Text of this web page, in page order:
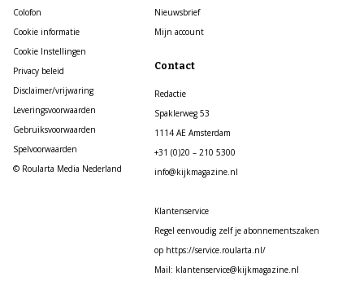
Colofon
Cookie informatie
Cookie Instellingen
Privacy beleid
Disclaimer/vrijwaring
Leveringsvoorwaarden
Gebruiksvoorwaarden
Spelvoorwaarden
© Roularta Media Nederland
Nieuwsbrief
Mijn account
Contact
Redactie
Spaklerweg 53
1114 AE Amsterdam
+31 (0)20 – 210 5300
info@kijkmagazine.nl
Klantenservice
Regel eenvoudig zelf je abonnementszaken
op https://service.roularta.nl/
Mail: klantenservice@kijkmagazine.nl